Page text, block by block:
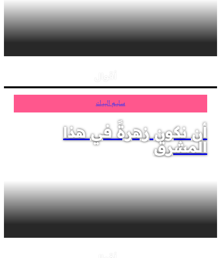
سليم البيك
أن نكون زهرةً في هذا
المشرق